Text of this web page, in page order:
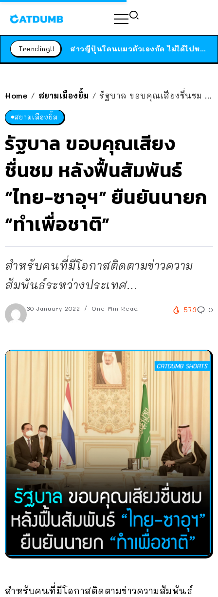
Trending!! ได้เวลาเด็กหนวดรวมตัว RF Online Next เปิดให้เล่นแล้ว เกม Sci-Fi MMORPG ระดับตำนาน เล่นได้ทั้งมือถือและ PC
Home / สยามเมืองยิ้ม / รัฐบาล ขอบคุณเสียงชื่นชม หลังฟื้นสัมพันธ์ “ไทย-ซาอุฯ” ยืนยันนายก “ทำเพื่อชาติ”
สยามเมืองยิ้ม
รัฐบาล ขอบคุณเสียง
ชื่นชม หลังฟื้นสัมพันธ์
“ไทย-ซาอุฯ” ยืนยันนายก
“ทำเพื่อชาติ”
สำหรับคนที่มีโอกาสติดตามข่าวความ
สัมพันธ์ระหว่างประเทศ...
30 January 2022 One Min Read 573 0
สำหรับคนที่มีโอกาสติดตามข่าวความสัมพันธ์